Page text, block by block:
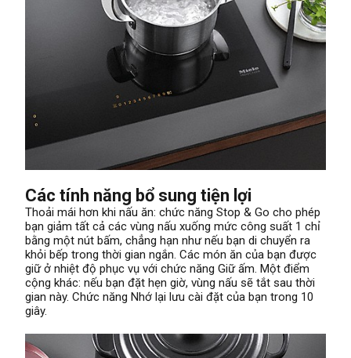
Các tính năng bổ sung tiện lợi
Thoải mái hơn khi nấu ăn: chức năng Stop & Go cho phép
bạn giảm tất cả các vùng nấu xuống mức công suất 1 chỉ
bằng một nút bấm, chẳng hạn như nếu bạn di chuyển ra
khỏi bếp trong thời gian ngắn. Các món ăn của bạn được
giữ ở nhiệt độ phục vụ với chức năng Giữ ấm. Một điểm
cộng khác: nếu bạn đặt hẹn giờ, vùng nấu sẽ tắt sau thời
gian này. Chức năng Nhớ lại lưu cài đặt của bạn trong 10
giây.